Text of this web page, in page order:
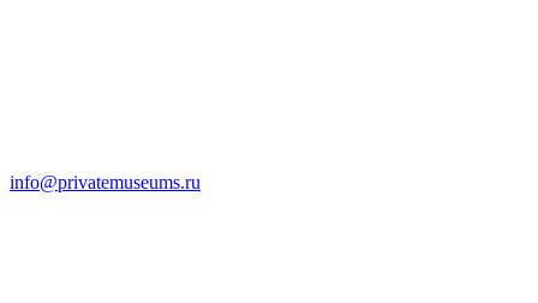
info@privatemuseums.ru